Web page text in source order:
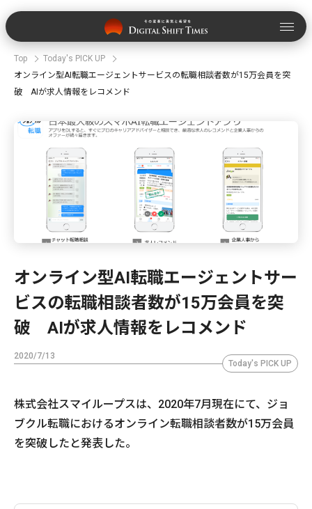
Top
Today's PICK UP
オンライン型AI転職エージェントサービスの転職相談者数が15万会員を突
破 AIが求人情報をレコメンド
オンライン型AI転職エージェントサー
ビスの転職相談者数が15万会員を突
破 AIが求人情報をレコメンド
2020/7/13
Today's PICK UP
株式会社スマイループスは、2020年7月現在にて、ジョ
ブクル転職におけるオンライン転職相談者数が15万会員
を突破したと発表した。